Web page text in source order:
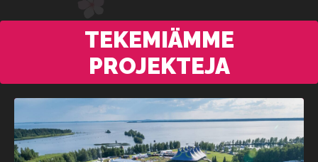
TEKEMIÄMME
PROJEKTEJA